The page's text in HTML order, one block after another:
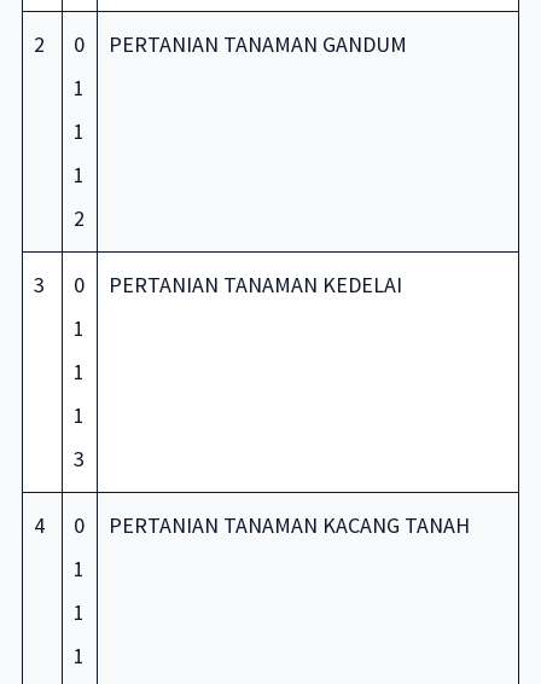
2
0
1
1
1
2
PERTANIAN TANAMAN GANDUM
3
0
1
1
1
3
PERTANIAN TANAMAN KEDELAI
4
0
1
1
1
PERTANIAN TANAMAN KACANG TANAH